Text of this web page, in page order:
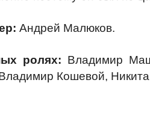
Андрей Малюков.
ролях: Владимир
Кошевой,